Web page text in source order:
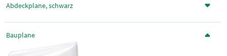
Abdeckplane, schwarz
Bauplane